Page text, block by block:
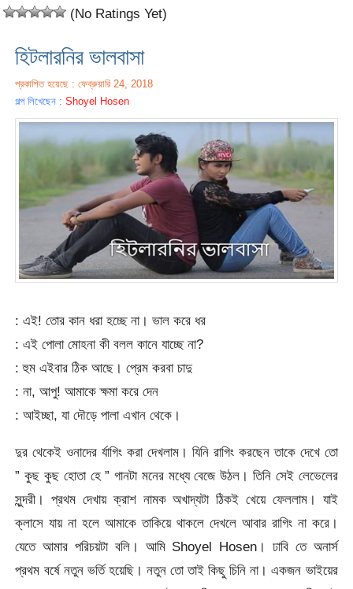
(No Ratings Yet)
হিটলারনির ভালবাসা
প্রকাশিত হয়েছে : ফেব্রুয়ারি 24, 2018
গল্প লিখেছেন :Shoyel Hosen
: এই! তোর কান ধরা হচ্ছে না। ভাল করে ধর
: এই পোলা মোহনা কী বলল কানে যাচ্ছে না?
: হুম এইবার ঠিক আছে। প্রেম করবা চাদু
: না, আপু! আমাকে ক্ষমা করে দেন
: আইচ্ছা, যা দৌড়ে পালা এখান থেকে।
দুর থেকেই ওনাদের র্যাগিং করা দেখলাম। যিনি রাগিং করছেন তাকে দেখে তো
” কুছ কুছ হোতা হে ” গানটা মনের মধ্যে বেজে উঠল। তিনি সেই লেভেলের
সুন্দরী। প্রথম দেখায় ক্রাশ নামক অখাদ্যটা ঠিকই খেয়ে ফেললাম। যাই
ক্লাসে যায় না হলে আমাকে তাকিয়ে থাকলে দেখলে আবার রাগিং না করে।
যেতে আমার পরিচয়টা বলি। আমি Shoyel Hosen। ঢাবি তে অনার্স
প্রথম বর্ষে নতুন ভর্তি হয়েছি। নতুন তো তাই কিছু চিনি না। একজন ভাইয়ের